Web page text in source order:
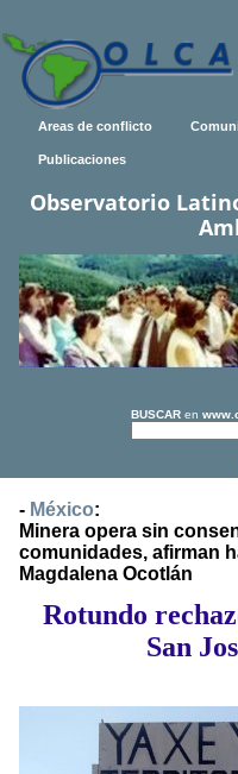
Areas de conflicto
Publicaciones
Observatorio
BUSCAR en
- México:
Minera opera sin
comunidades, afirman
Magdalena Ocotlán
Rotundo
San